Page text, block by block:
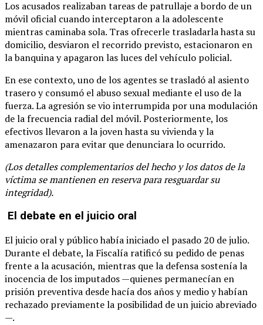
Los acusados realizaban tareas de patrullaje a bordo de un
móvil oficial cuando interceptaron a la adolescente
mientras caminaba sola. Tras ofrecerle trasladarla hasta su
domicilio, desviaron el recorrido previsto, estacionaron en
la banquina y apagaron las luces del vehículo policial.
En ese contexto, uno de los agentes se trasladó al asiento
trasero y consumó el abuso sexual mediante el uso de la
fuerza. La agresión se vio interrumpida por una modulación
de la frecuencia radial del móvil. Posteriormente, los
efectivos llevaron a la joven hasta su vivienda y la
amenazaron para evitar que denunciara lo ocurrido.
(Los detalles complementarios del hecho y los datos de la
víctima se mantienen en reserva para resguardar su
integridad).
El debate en el juicio oral
El juicio oral y público había iniciado el pasado 20 de julio.
Durante el debate, la Fiscalía ratificó su pedido de penas
frente a la acusación, mientras que la defensa sostenía la
inocencia de los imputados —quienes permanecían en
prisión preventiva desde hacía dos años y medio y habían
rechazado previamente la posibilidad de un juicio abreviado
—.